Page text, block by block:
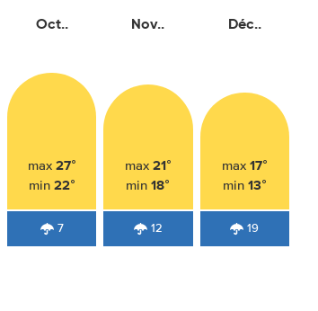
Oct..
max 27°
min 22°
7
Nov..
max 21°
min18°
12
Déc..
max 17°
min 13°
19